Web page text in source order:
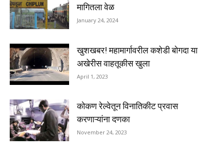
मागितला वेळ
January 24, 2024
खुशखबर! महामार्गावरील कशेडी बोगदा या
अखेरीस वाहतूकीस खुला
April 1, 2023
कोकण रेल्वेतून विनातिकीट प्रवास
करणाऱ्यांना दणका
November 24, 2023